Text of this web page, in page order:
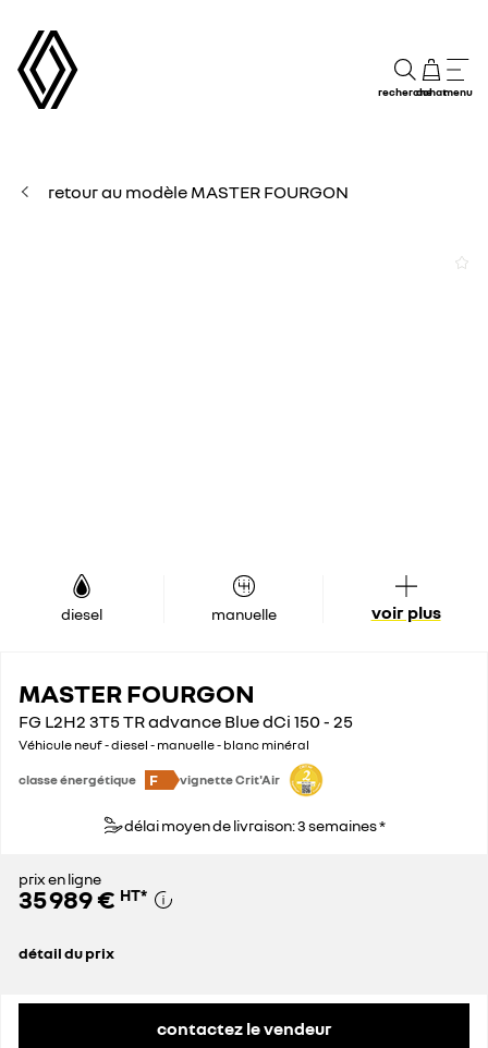
rechercheachatmenu
retour au modèle MASTER FOURGON
diesel manuelle voir plus
MASTER FOURGON
FG L2H2 3T5 TR advance Blue dCi 150 - 25
Véhicule neuf - diesel - manuelle - blanc minéral
classe énergétique F vignette Crit'Air
délai moyen de livraison: 3 semaines *
prix en ligne
35 989 € HT*
détail du prix
contactez le vendeur